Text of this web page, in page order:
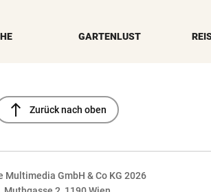
GARTENLUST
north Zurück nach oben
Multimedia GmbH & Co KG 2026